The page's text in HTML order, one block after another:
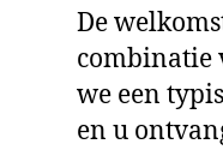
De
combinatie
we een
en u